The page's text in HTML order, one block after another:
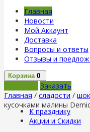
Главная
Новости
Мой Аккаунт
Доставка
Вопросы и ответы
Отзывы и
Корзина 0
Заказать
Главная / сладости /
кусочками малины
К празднику
Акции и Скидки